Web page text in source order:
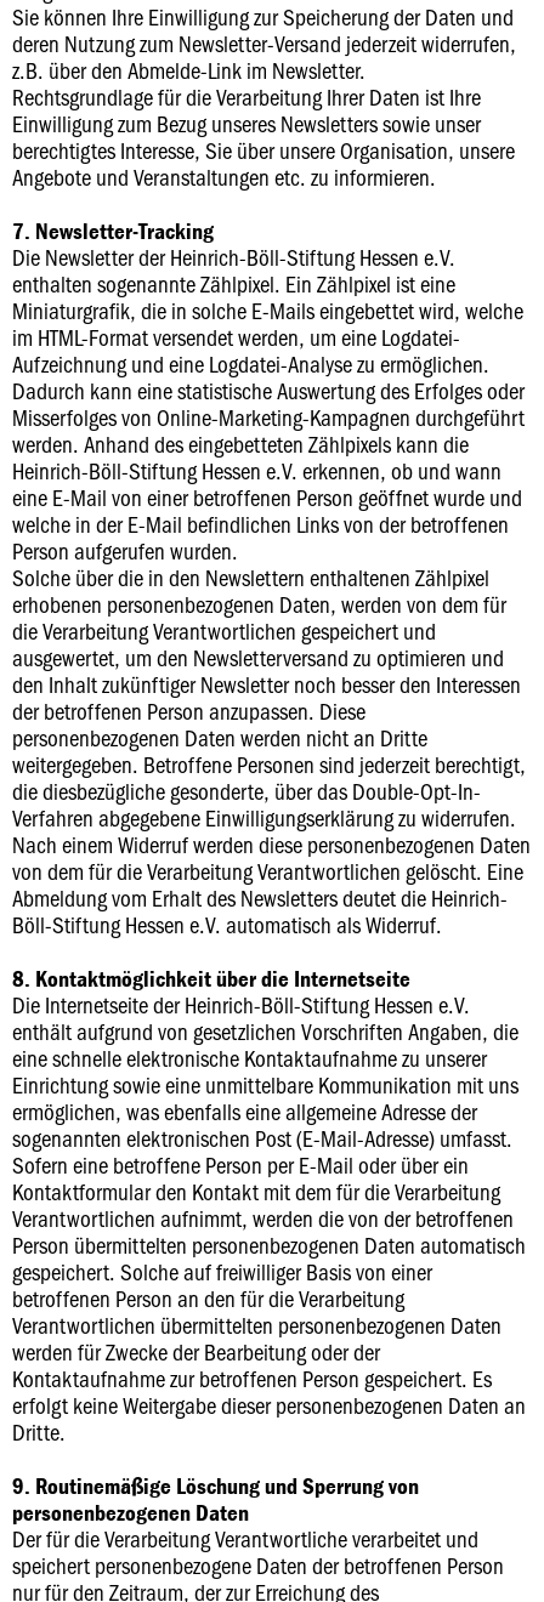
Sie können Ihre Einwilligung zur Speicherung der Daten und
deren Nutzung zum Newsletter-Versand jederzeit widerrufen,
z.B. über den Abmelde-Link im Newsletter.
Rechtsgrundlage für die Verarbeitung Ihrer Daten ist Ihre
Einwilligung zum Bezug unseres Newsletters sowie unser
berechtigtes Interesse, Sie über unsere Organisation, unsere
Angebote und Veranstaltungen etc. zu informieren.
7. Newsletter-Tracking
Die Newsletter der Heinrich-Böll-Stiftung Hessen e.V.
enthalten sogenannte Zählpixel. Ein Zählpixel ist eine
Miniaturgrafik, die in solche E-Mails eingebettet wird, welche
im HTML-Format versendet werden, um eine Logdatei-
Aufzeichnung und eine Logdatei-Analyse zu ermöglichen.
Dadurch kann eine statistische Auswertung des Erfolges oder
Misserfolges von Online-Marketing-Kampagnen durchgeführt
werden. Anhand des eingebetteten Zählpixels kann die
Heinrich-Böll-Stiftung Hessen e.V. erkennen, ob und wann
eine E-Mail von einer betroffenen Person geöffnet wurde und
welche in der E-Mail befindlichen Links von der betroffenen
Person aufgerufen wurden.
Solche über die in den Newslettern enthaltenen Zählpixel
erhobenen personenbezogenen Daten, werden von dem für
die Verarbeitung Verantwortlichen gespeichert und
ausgewertet, um den Newsletterversand zu optimieren und
den Inhalt zukünftiger Newsletter noch besser den Interessen
der betroffenen Person anzupassen. Diese
personenbezogenen Daten werden nicht an Dritte
weitergegeben. Betroffene Personen sind jederzeit berechtigt,
die diesbezügliche gesonderte, über das Double-Opt-In-
Verfahren abgegebene Einwilligungserklärung zu widerrufen.
Nach einem Widerruf werden diese personenbezogenen Daten
von dem für die Verarbeitung Verantwortlichen gelöscht. Eine
Abmeldung vom Erhalt des Newsletters deutet die Heinrich-
Böll-Stiftung Hessen e.V. automatisch als Widerruf.
8. Kontaktmöglichkeit über die Internetseite
Die Internetseite der Heinrich-Böll-Stiftung Hessen e.V.
enthält aufgrund von gesetzlichen Vorschriften Angaben, die
eine schnelle elektronische Kontaktaufnahme zu unserer
Einrichtung sowie eine unmittelbare Kommunikation mit uns
ermöglichen, was ebenfalls eine allgemeine Adresse der
sogenannten elektronischen Post (E-Mail-Adresse) umfasst.
Sofern eine betroffene Person per E-Mail oder über ein
Kontaktformular den Kontakt mit dem für die Verarbeitung
Verantwortlichen aufnimmt, werden die von der betroffenen
Person übermittelten personenbezogenen Daten automatisch
gespeichert. Solche auf freiwilliger Basis von einer
betroffenen Person an den für die Verarbeitung
Verantwortlichen übermittelten personenbezogenen Daten
werden für Zwecke der Bearbeitung oder der
Kontaktaufnahme zur betroffenen Person gespeichert. Es
erfolgt keine Weitergabe dieser personenbezogenen Daten an
Dritte.
9. Routinemäßige Löschung und Sperrung von
personenbezogenen Daten
Der für die Verarbeitung Verantwortliche verarbeitet und
speichert personenbezogene Daten der betroffenen Person
nur für den Zeitraum, der zur Erreichung des